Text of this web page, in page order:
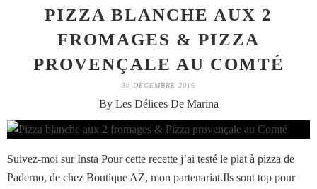
PIZZA BLANCHE AUX 2
FROMAGES & PIZZA
PROVENÇALE AU COMTÉ
30 DÉCEMBRE 2016
By Les Délices De Marina
Suivez-moi sur Insta Pour cette recette j’ai testé le plat à pizza de
Paderno, de chez Boutique AZ, mon partenariat.Ils sont top pour